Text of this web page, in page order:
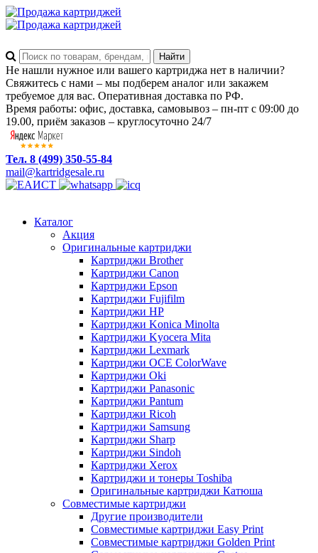
Не нашли нужное или вашего картриджа нет в наличии?
Свяжитесь с нами – мы подберем аналог или закажем
требуемое для вас. Оперативная доставка по РФ.
Время работы: офис, доставка, самовывоз – пн-пт с 09:00 до
19.00, приём заказов – круглосуточно 24/7
Тел. 8 (499) 350-55-84
mail@kartridgesale.ru
Каталог
Акция
Оригинальные картриджи
Картриджи Brother
Картриджи Canon
Картриджи Epson
Картриджи Fujifilm
Картриджи HP
Картриджи Konica Minolta
Картриджи Kyocera Mita
Картриджи Lexmark
Картриджи OCE ColorWave
Картриджи Oki
Картриджи Panasonic
Картриджи Pantum
Картриджи Ricoh
Картриджи Samsung
Картриджи Sharp
Картриджи Sindoh
Картриджи Xerox
Картриджи и тонеры Toshiba
Оригинальные картриджи Катюша
Совместимые картриджи
Другие производители
Совместимые картриджи Easy Print
Совместимые картриджи Golden Print